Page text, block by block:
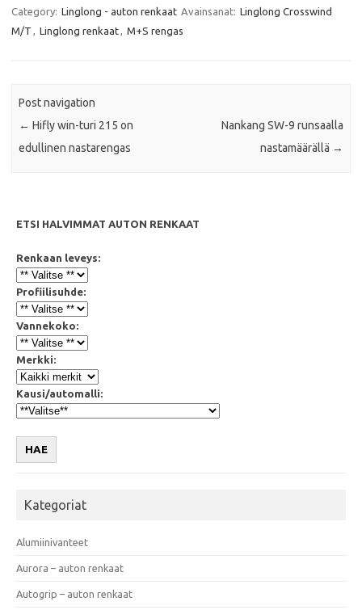
e
b
o
t
t
e
t
A
i
Category: Linglong - auton renkaat Avainsanat: Linglong Crosswind
M/T
Linglong renkaat M+S rengas
Post navigation
← Hifly win-turi 215 on
edullinen nastarengas
Nankang SW-9 runsaalla
nastamäärällä →
ETSI HALVIMMAT AUTON RENKAAT
Renkaan leveys:
Profiilisuhde:
Vannekoko:
Merkki:
Kausi/automalli:
HAE
Kategoriat
Alumiinivanteet
Aurora – auton renkaat
Autogrip – auton renkaat